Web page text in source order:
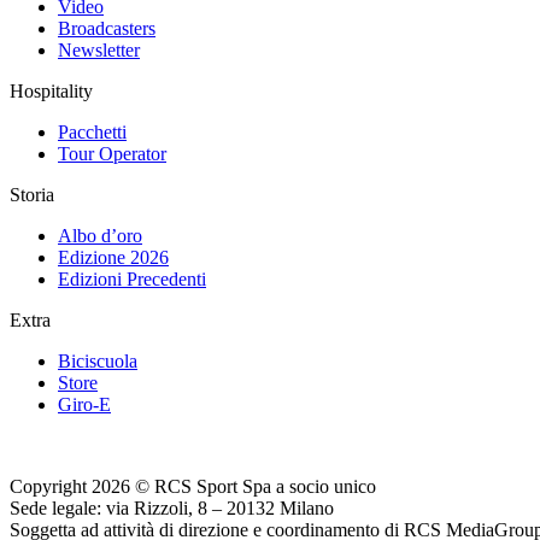
Video
Broadcasters
Newsletter
Hospitality
Pacchetti
Tour Operator
Storia
Albo d’oro
Edizione 2026
Edizioni Precedenti
Extra
Biciscuola
Store
Giro-E
Copyright 2026 © RCS Sport Spa a socio unico
Sede legale: via Rizzoli, 8 – 20132 Milano
Soggetta ad attività di direzione e coordinamento di RCS